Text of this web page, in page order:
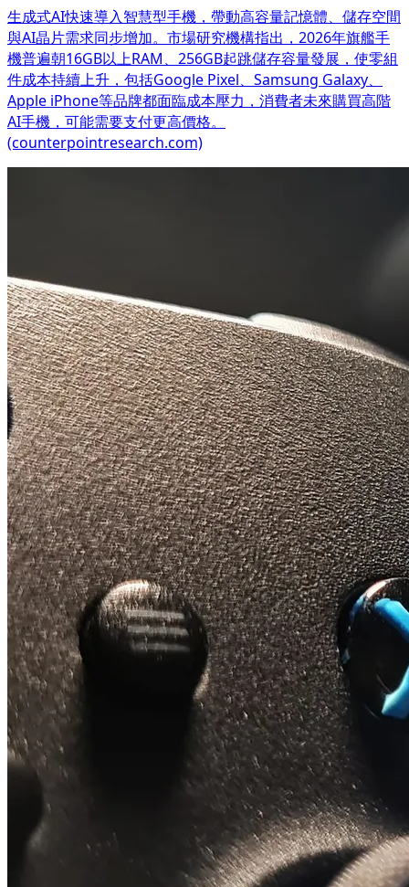
生成式AI快速導入智慧型手機，帶動高容量記憶體、儲存空間
與AI晶片需求同步增加。市場研究機構指出，2026年旗艦手
機普遍朝16GB以上RAM、256GB起跳儲存容量發展，使零組
件成本持續上升，包括Google Pixel、Samsung Galaxy、
Apple iPhone等品牌都面臨成本壓力，消費者未來購買高階
AI手機，可能需要支付更高價格。
(counterpointresearch.com)